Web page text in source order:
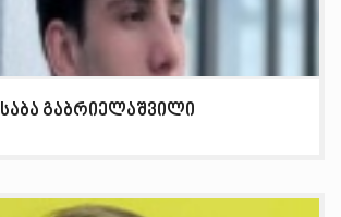
საბა გაბრიელაშვილი